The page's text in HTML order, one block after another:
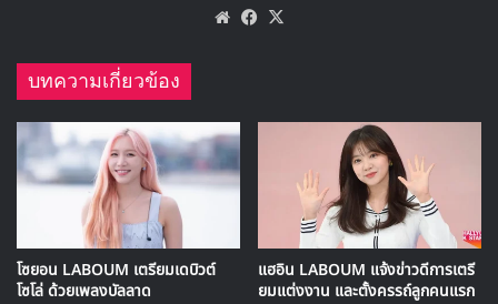
WebsiteFacebook
บทความเกี่ยวข้อง
โซยอน LABOUM เตรียมเดบิวต์
โซโล่ ด้วยเพลงบัลลาด
แฮอิน LABOUM แจ้งข่าวดีการเตรี
ยมแต่งงาน และตั้งครรถ์ลูกคนแรก